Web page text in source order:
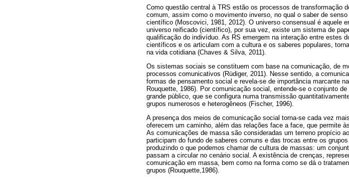
Como questão central à TRS estão os processos de transformação
comum, assim como o movimento inverso, no qual o saber de
científico (Moscovici, 1981, 2012). O universo consensual é aquele
universo reificado (científico), por sua vez, existe um sistema de
qualificação do indivíduo. As RS emergem na interação entre estes
científicos e os articulam com a cultura e os saberes populares,
na vida cotidiana (Chaves & Silva, 2011).
Os sistemas sociais se constituem com base na comunicação, de
processos comunicativos (Rüdiger, 2011). Nesse sentido, a
formas de pensamento social e revela-se de importância marcante
Rouquette, 1986). Por comunicação social, entende-se o conjunto
grande público, que se configura numa transmissão
grupos numerosos e heterogêneos (Fischer, 1996).
A presença dos meios de comunicação social torna-se cada vez
oferecem um caminho, além das relações face a face, que permite
As comunicações de massa são consideradas um terreno propício
participam do fundo de saberes comuns e das trocas entre os
produzindo o que podemos chamar de cultura de massas: um
passam a circular no cenário social. A existência de crenças,
comunicação em massa, bem como na forma como se dá o
grupos (Rouquette,1986).